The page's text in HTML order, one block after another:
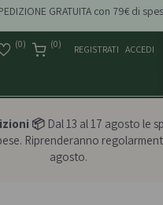
GRATUITA con 79€ di
(0) (0) REGISTRATI ACCEDI
📦Dal 13 al 17 agosto le
Riprenderanno
agosto.